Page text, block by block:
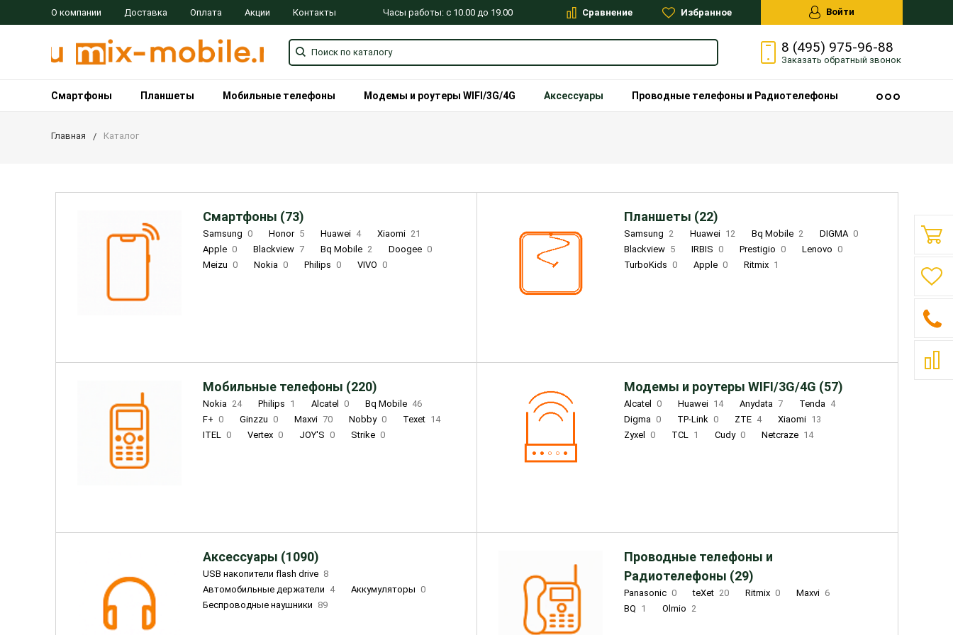
О компании Доставка Оплата Акции Контакты Часы работы: с 10.00 до 19.00 Сравнение Избранное Войти
8 (495) 975-96-88
Заказать обратный звонок
Смартфоны Планшеты Мобильные телефоны Модемы и роутеры WIFI/3G/4G Аксессуары Проводные телефоны и Радиотелефоны
Главная Каталог
Смартфоны (73)
Samsung 0 Honor 5 Huawei 4 Xiaomi 21
Apple 0 Blackview 7 Bq Mobile 2 Doogee 0
Meizu 0 Nokia 0 Philips 0 VIVO 0
Планшеты (22)
Samsung 2 Huawei 12 Bq Mobile 2 DIGMA 0
Blackview 5 IRBIS 0 Prestigio 0 Lenovo 0
TurboKids 0 Apple 0 Ritmix 1
Мобильные телефоны (220)
Nokia 24 Philips 1 Alcatel 0 Bq Mobile 46
F+ 0 Ginzzu 0 Maxvi 70 Nobby 0 Texet 14
ITEL 0 Vertex 0 JOY'S 0 Strike 0
Модемы и роутеры WIFI/3G/4G (57)
Alcatel 0 Huawei 14 Anydata 7 Tenda 4
Digma 0 TP-Link 0 ZTE 4 Xiaomi 13
Zyxel
0 TCL 1 Cudy 0 Netcraze 14
Аксессуары (1090)
USB накопители flash drive 8
Автомобильные держатели 4 Аккумуляторы 0
Беспроводные наушники 89
Проводные телефоны и
Радиотелефоны (29)
Panasonic 0 teXet 20 Ritmix 0 Maxvi 6
BQ 1 Olmio 2